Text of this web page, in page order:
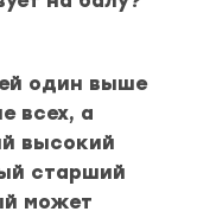
один выше
всех, а
высокий
старший
может